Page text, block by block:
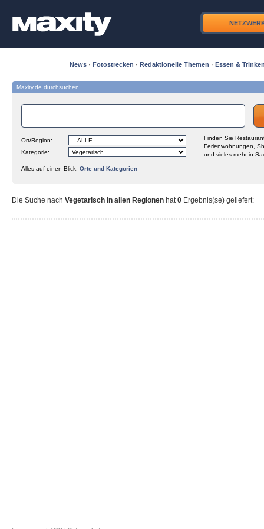
News · Fotostrecken · Redaktionelle Themen · Essen &
Maxity.de durchsuchen
Ort/Region:
Kategorie:
Finden Sie
Ferienwohnungen,
und vieles mehr in
Alles auf einen Blick: Orte und Kategorien
Die Suche nach Vegetarisch in allen Regionen hat0 Ergebnis(se) geliefert: